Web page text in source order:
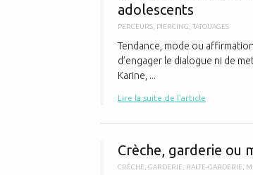
adolescents
PERCEURS PIERCING TATOUAGES
Tendance, mode ou
d’engager le dialogue ni de
Karine, ...
Lire la suite de l'article
Crèche, garderie ou
CRÈCHE GARDERIE HALTE-GARDERIE